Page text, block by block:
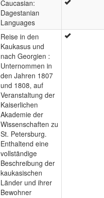
Caucasian:
Dagestanian
Languages
Reise in den
Kaukasus und
nach Georgien :
Unternommen in
den Jahren 1807
und 1808, auf
Veranstaltung der
Kaiserlichen
Akademie der
Wissenschaften zu
St. Petersburg.
Enthaltend eine
vollständige
Beschreibung der
kaukasischen
Länder und ihrer
Bewohner